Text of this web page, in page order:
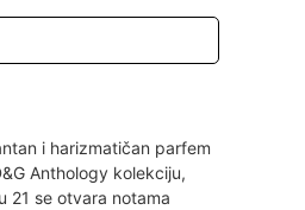
i harizmatičan parfem
Anthology kolekciju,
21 se otvara notama